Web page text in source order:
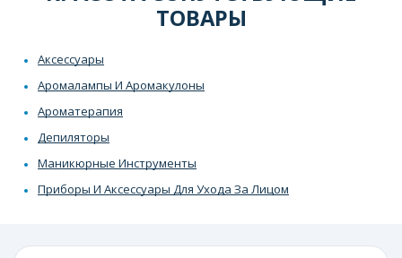
ТОВАРЫ
Аксессуары
Аромалампы И Аромакулоны
Ароматерапия
Депиляторы
Маникюрные Инструменты
Приборы И Аксессуары Для Ухода За Лицом